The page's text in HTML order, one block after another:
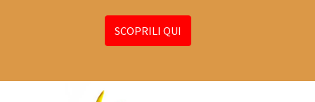
SCOPRILI QUI